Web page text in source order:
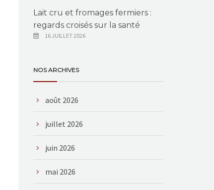
Lait cru et fromages fermiers :
regards croisés sur la santé
16 JUILLET 2026
NOS ARCHIVES
août 2026
juillet 2026
juin 2026
mai 2026